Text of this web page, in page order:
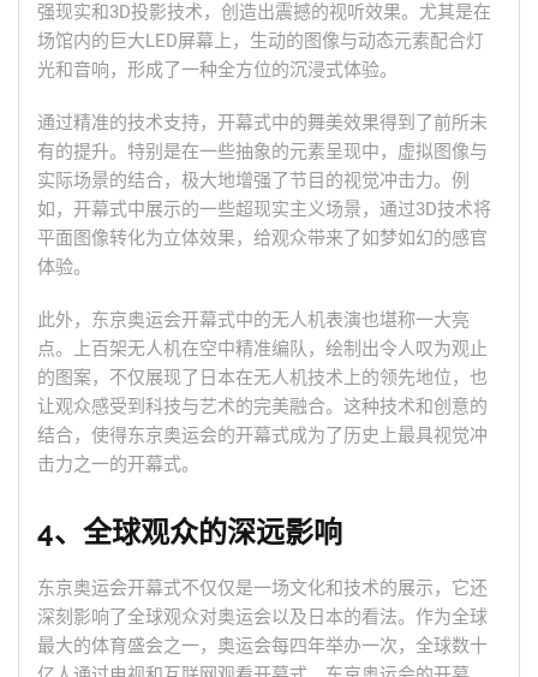
强现实和3D投影技术，创造出震撼的视听效果。尤其是在
场馆内的巨大LED屏幕上，生动的图像与动态元素配合灯
光和音响，形成了一种全方位的沉浸式体验。
通过精准的技术支持，开幕式中的舞美效果得到了前所未
有的提升。特别是在一些抽象的元素呈现中，虚拟图像与
实际场景的结合，极大地增强了节目的视觉冲击力。例
如，开幕式中展示的一些超现实主义场景，通过3D技术将
平面图像转化为立体效果，给观众带来了如梦如幻的感官
体验。
此外，东京奥运会开幕式中的无人机表演也堪称一大亮
点。上百架无人机在空中精准编队，绘制出令人叹为观止
的图案，不仅展现了日本在无人机技术上的领先地位，也
让观众感受到科技与艺术的完美融合。这种技术和创意的
结合，使得东京奥运会的开幕式成为了历史上最具视觉冲
击力之一的开幕式。
4、全球观众的深远影响
东京奥运会开幕式不仅仅是一场文化和技术的展示，它还
深刻影响了全球观众对奥运会以及日本的看法。作为全球
最大的体育盛会之一，奥运会每四年举办一次，全球数十